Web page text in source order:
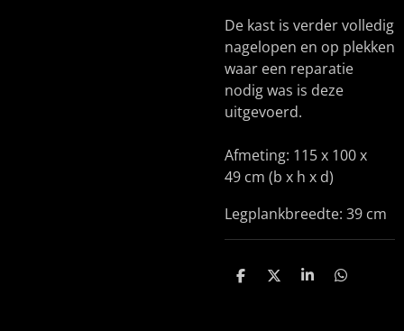
De kast is verder volledig
nagelopen en op plekken
waar een reparatie
nodig was is deze
uitgevoerd.
Afmeting: 115 x 100 x
49 cm (b x h x d)
Legplankbreedte: 39 cm
D
D
S
D